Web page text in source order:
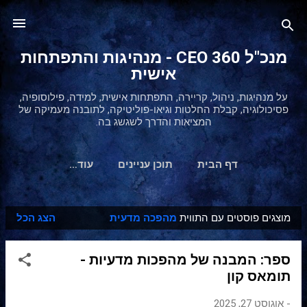
דילוג לתוכן הראשי
מנכ"ל 360 CEO - מנהיגות והתפתחות
אישית
על מנהיגות, ניהול, קריירה, התפתחות אישית, למידה, פילוסופיה,
פסיכולוגיה, קבלת החלטות וגיאו-פוליטיקה, לתובנה מעמיקה של
המציאות והדרך לשגשג בה.
דף הבית תוכן עניינים ‏עוד…
ר
ש
מוצגים פוסטים עם התווית מהפכה מדעית הצג הכל
ספר: המבנה של מהפכות מדעיות -
תומאס קון
- אוגוסט 27, 2025